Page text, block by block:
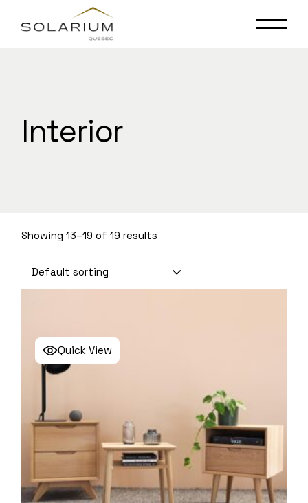
content
Interior
Showing 13–19 of 19 results
Default sorting
Quick View